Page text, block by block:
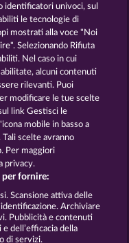
40
Note legali
Facebook
identificatori univoci, sul
le tecnologie di
mostrati alla voce "Noi
Selezionando Rifiuta
Nel caso in cui
alcuni contenuti
rilevanti. Puoi
modificare le tue scelte
link Gestisci le
mobile in basso a
Tali scelte avranno
Per maggiori
privacy.
fornire:
Scansione attiva delle
Archiviare
Pubblicità e contenuti
dell’efficacia della
di servizi.